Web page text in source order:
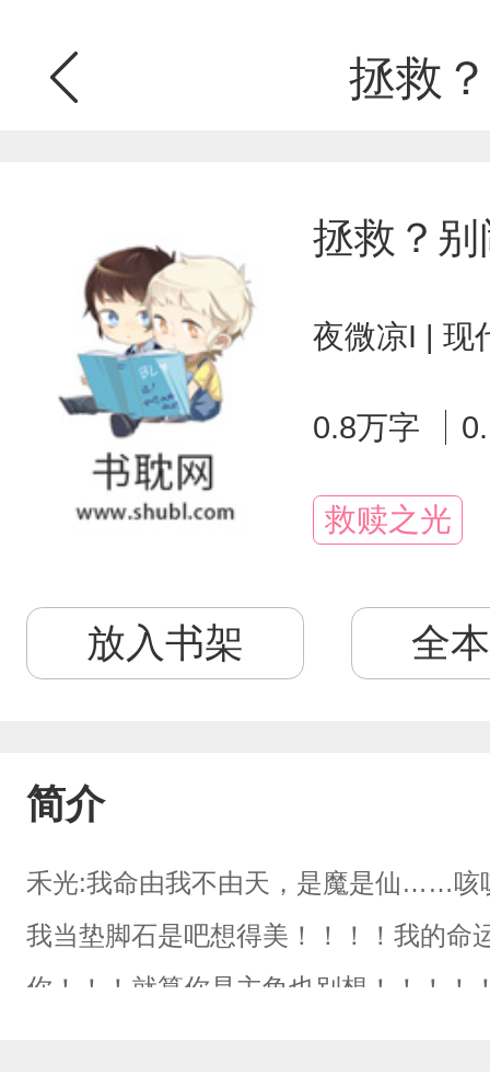
拯救
拯救？别
夜微凉I | 现
0.8万字
救赎之光
放入书架 全
简介
禾光:我命由我不由天，是魔是仙……
我当垫脚石是吧想得美！！！！我的命
你！！！就算你是主角也别想！！！！